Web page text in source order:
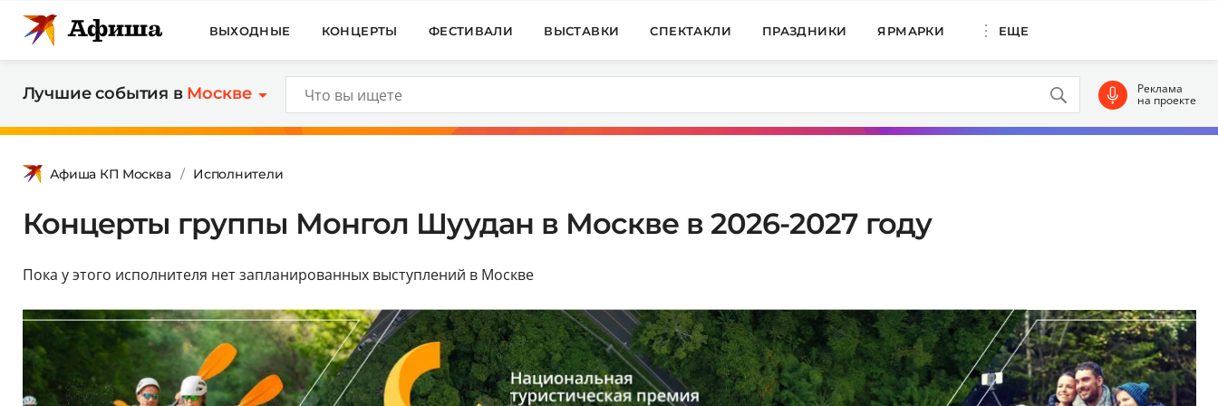
ВЫХОДНЫЕ КОНЦЕРТЫ ФЕСТИВАЛИ ВЫСТАВКИ СПЕКТАКЛИ ПРАЗДНИКИ ЯРМАРКИ ЕЩЕ
Лучшие события в Москве Реклама
на проекте
Афиша КП Москва Исполнители
Концерты группы Монгол Шуудан в Москве в 2026-2027 году
Пока у этого исполнителя нет запланированных выступлений в Москве